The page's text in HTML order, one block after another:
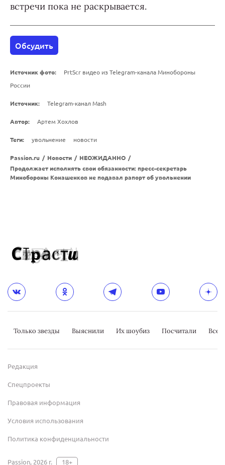
встречи пока не раскрывается.
Обсудить
Источник фото:
PrtScr видео из Telegram-канала Минобороны
России
Источник: Telegram-канал Mash
Автор: Артем Хохлов
Теги: увольнение новости
Passion.ru / Новости / НЕОЖИДАННО /
Продолжает исполнять свои обязанности: пресс-секретарь
Минобороны Конашенков не подавал рапорт об увольнении
Только звезды Выяснили Их шоубиз Посчитали
Редакция
Спецпроекты
Правовая информация
Условия использования
Политика конфиденциальности
Passion, 2026 г. 18+